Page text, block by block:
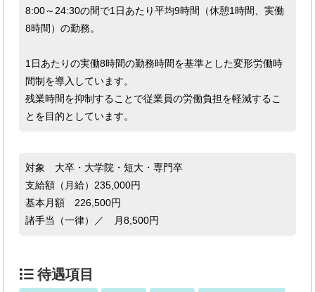
8:00～24:30の間で1日あたり平均9時間（休憩1時間、実働
8時間）の勤務。
1日あたりの実働8時間の勤務時間を基準とした変形労働時
間制を導入しています。
残業時間を抑制することで従業員の労働負担を軽減するこ
とを目的としています。
対象 大卒・大学院・短大・専門卒
支給額（月給）235,000円
基本月額 226,500円
諸手当（一律）／ 月8,500円
待遇項目